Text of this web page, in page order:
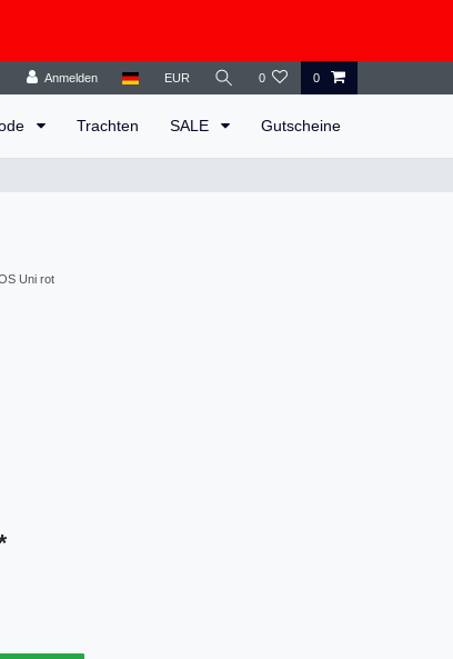
Anmelden EUR 0 0
Trachten SALE Gutscheine
Uni rot